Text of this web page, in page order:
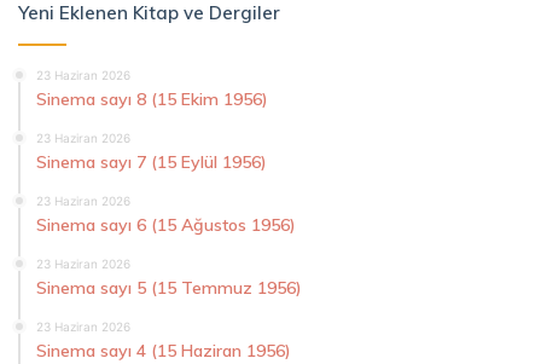
Yeni Eklenen Kitap ve Dergiler
23 Haziran 2026
Sinema sayı 8 (15 Ekim 1956)
23 Haziran 2026
Sinema sayı 7 (15 Eylül 1956)
23 Haziran 2026
Sinema sayı 6 (15 Ağustos 1956)
23 Haziran 2026
Sinema sayı 5 (15 Temmuz 1956)
23 Haziran 2026
Sinema sayı 4 (15 Haziran 1956)